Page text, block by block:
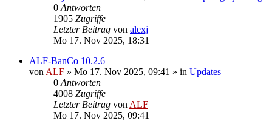
0 Antworten
1905 Zugriffe
Letzter Beitrag von alexj
Mo 17. Nov 2025, 18:31
ALF-BanCo 10.2.6
von ALF » Mo 17. Nov 2025, 09:41 » in Updates
0 Antworten
4008 Zugriffe
Letzter Beitrag von ALF
Mo 17. Nov 2025, 09:41